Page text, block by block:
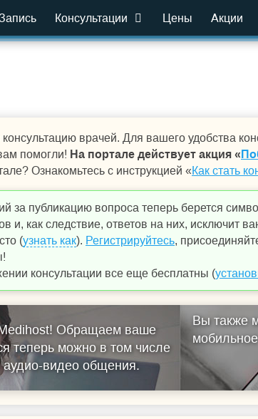
Консультации Цены Акции
врачей. Для вашего удобства
помогли! На портале действует акция «
Ознакомьтесь с инструкцией «Как стать
за публикацию вопроса теперь берется
и, как следствие, ответов на них, исключит
(узнать как). Регистрируйтесь,
консультации все еще бесплатны (
Обращаем ваше
теперь можно в том числе
видео общения.
Вы также